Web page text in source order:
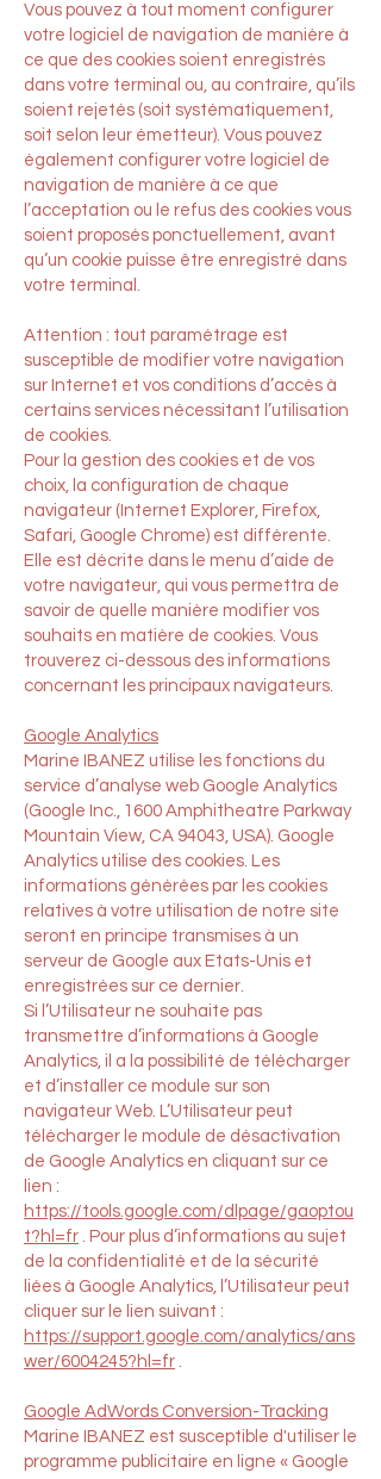
Vous pouvez à tout moment configurer
votre logiciel de navigation de manière à
ce que des cookies soient enregistrés
dans votre terminal ou, au contraire, qu’ils
soient rejetés (soit systématiquement,
soit selon leur émetteur). Vous pouvez
également configurer votre logiciel de
navigation de manière à ce que
l’acceptation ou le refus des cookies vous
soient proposés ponctuellement, avant
qu’un cookie puisse être enregistré dans
votre terminal.
Attention : tout paramétrage est
susceptible de modifier votre navigation
sur Internet et vos conditions d’accès à
certains services nécessitant l’utilisation
de cookies.
Pour la gestion des cookies et de vos
choix, la configuration de chaque
navigateur (Internet Explorer, Firefox,
Safari, Google Chrome) est différente.
Elle est décrite dans le menu d’aide de
votre navigateur, qui vous permettra de
savoir de quelle manière modifier vos
souhaits en matière de cookies. Vous
trouverez ci-dessous des informations
concernant les principaux navigateurs.
Google Analytics
Marine IBANEZ utilise les fonctions du
service d’analyse web Google Analytics
(Google Inc., 1600 Amphitheatre Parkway
Mountain View, CA 94043, USA). Google
Analytics utilise des cookies. Les
informations générées par les cookies
relatives à votre utilisation de notre site
seront en principe transmises à un
serveur de Google aux Etats-Unis et
enregistrées sur ce dernier.
Si l’Utilisateur ne souhaite pas
transmettre d’informations à Google
Analytics, il a la possibilité de télécharger
et d’installer ce module sur son
navigateur Web. L’Utilisateur peut
télécharger le module de désactivation
de Google Analytics en cliquant sur ce
lien :
https://tools.google.com/dlpage/gaoptou
t?hl=fr . Pour plus d’informations au sujet
de la confidentialité et de la sécurité
liées à Google Analytics, l’Utilisateur peut
cliquer sur le lien suivant :
https://support.google.com/analytics/ans
wer/6004245?hl=fr .
Google AdWords Conversion-Tracking
Marine IBANEZ est susceptible d'utiliser le
programme publicitaire en ligne « Google